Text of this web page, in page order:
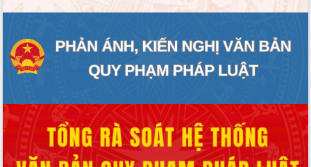
món ăn từ sầu riêng
Ngành cá ngừ Đắk Lắk chủ động thích
ứng để giữ vững thị trường xuất khẩu
Diễn đàn Kinh tế tư nhân Việt Nam đột
Đề án 06 tạo bước ngoặt đột phá trong
cải cách hành chính tỉnh Đắk Lắk
Kết nối tour, đẩy mạnh chuyển đổi số
để phát triển du lịch Đắk Lắk